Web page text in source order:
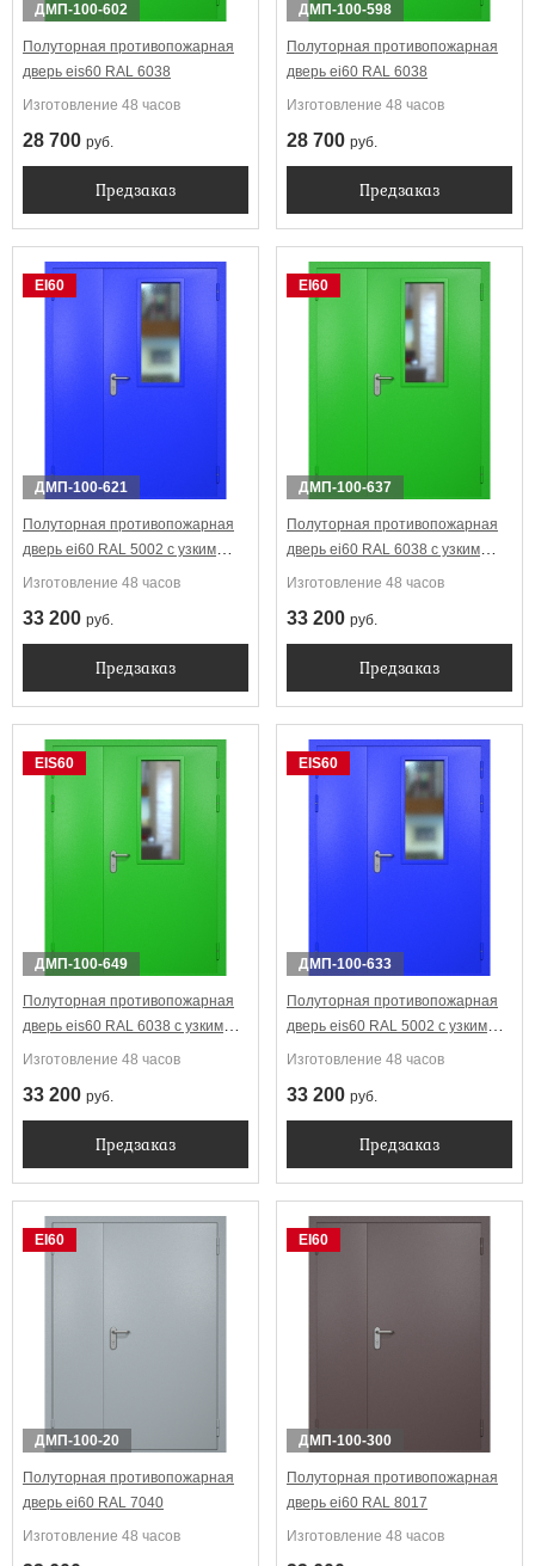
ДМП-100-602
Полуторная противопожарная
дверь eis60 RAL 6038
Изготовление 48 часов
28 700 руб.
Предзаказ
ДМП-100-598
Полуторная противопожарная
дверь ei60 RAL 6038
Изготовление 48 часов
28 700 руб.
Предзаказ
EI60
ДМП-100-621
Полуторная противопожарная
дверь ei60 RAL 5002 с узким
стеклопакетом
Изготовление 48 часов
33 200 руб.
Предзаказ
EI60
ДМП-100-637
Полуторная противопожарная
дверь ei60 RAL 6038 с узким
стеклопакетом
Изготовление 48 часов
33 200 руб.
Предзаказ
EIS60
ДМП-100-649
Полуторная противопожарная
дверь eis60 RAL 6038 с узким
стеклопакетом
Изготовление 48 часов
33 200 руб.
Предзаказ
EIS60
ДМП-100-633
Полуторная противопожарная
дверь eis60 RAL 5002 с узким
стеклопакетом
Изготовление 48 часов
33 200 руб.
Предзаказ
EI60
ДМП-100-20
Полуторная противопожарная
дверь ei60 RAL 7040
Изготовление 48 часов
EI60
ДМП-100-300
Полуторная противопожарная
дверь ei60 RAL 8017
Изготовление 48 часов